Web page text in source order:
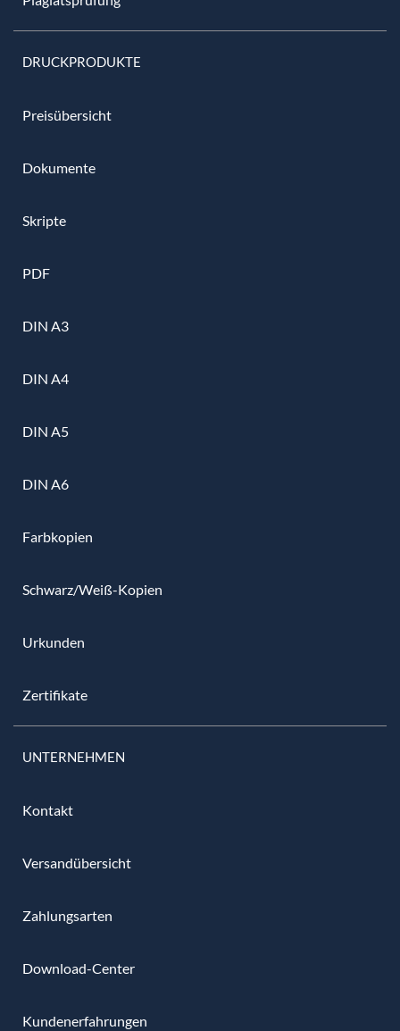
DRUCKPRODUKTE
Preisübersicht
Dokumente
Skripte
PDF
DIN A3
DIN A4
DIN A5
DIN A6
Farbkopien
Schwarz/Weiß-Kopien
Urkunden
Zertifikate
UNTERNEHMEN
Kontakt
Versandübersicht
Zahlungsarten
Download-Center
Kundenerfahrungen